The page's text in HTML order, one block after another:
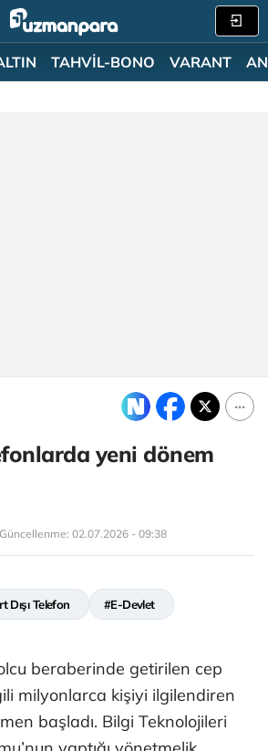
TAHVİL-BONO VARANT
yeni dönem
02.07.2026 - 09:38
Dışı Telefon #E-Devlet
beraberinde getirilen cep
milyonlarca kişiyi ilgilendiren
başladı. Bilgi Teknolojileri